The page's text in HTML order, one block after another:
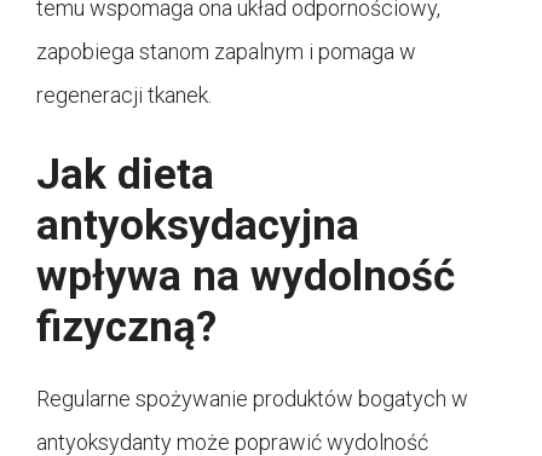
temu wspomaga ona układ odpornościowy,
zapobiega stanom zapalnym i pomaga w
regeneracji tkanek.
Jak dieta
antyoksydacyjna
wpływa na wydolność
fizyczną?
Regularne spożywanie produktów bogatych w
antyoksydanty może poprawić wydolność